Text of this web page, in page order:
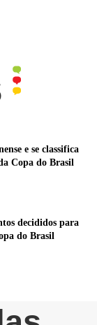
e se classifica
Copa do Brasil
decididos para
do Brasil